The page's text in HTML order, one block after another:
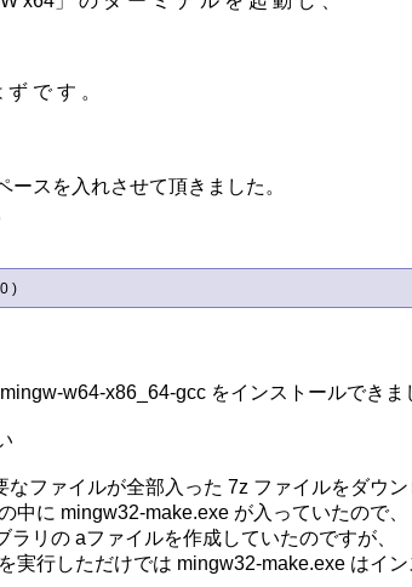
で す 。
スを入れさせて頂きました。
)
w64-x86_64-gcc をインストールできま
ファイルが全部入った 7z ファイルをダウン
に mingw32-make.exe が入っていたので、
リの aファイルを作成していたのですが、
実行しただけでは mingw32-make.exe はイ